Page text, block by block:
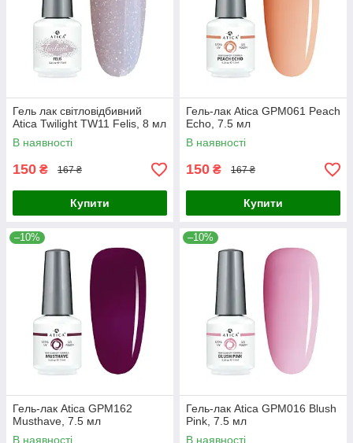
Гель лак світловідбивний
Atica Twilight TW11 Felis, 8 мл
В наявності
150 ₴ 167 ₴
Купити
Гель-лак Atica GPM061 Peach
Echo, 7.5 мл
В наявності
150 ₴ 167 ₴
Купити
–10%
Гель-лак Atica GPM162
Musthave, 7.5 мл
В наявності
–10%
Гель-лак Atica GPM016 Blush
Pink, 7.5 мл
В наявності